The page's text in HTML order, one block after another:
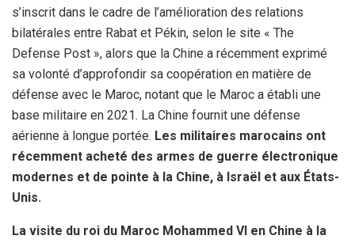
s’inscrit dans le cadre de l’amélioration des relations
bilatérales entre Rabat et Pékin, selon le site « The
Defense Post », alors que la Chine a récemment exprimé
sa volonté d’approfondir sa coopération en matière de
défense avec le Maroc, notant que le Maroc a établi une
base militaire en 2021. La Chine fournit une défense
aérienne à longue portée. Les militaires marocains ont
récemment acheté des armes de guerre électronique
modernes et de pointe à la Chine, à Israël et aux États-
Unis.
La visite du roi du Maroc Mohammed VI en Chine à la